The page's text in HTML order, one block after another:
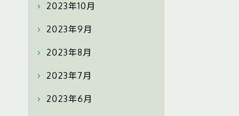
2023年10月
2023年9月
2023年8月
2023年7月
2023年6月